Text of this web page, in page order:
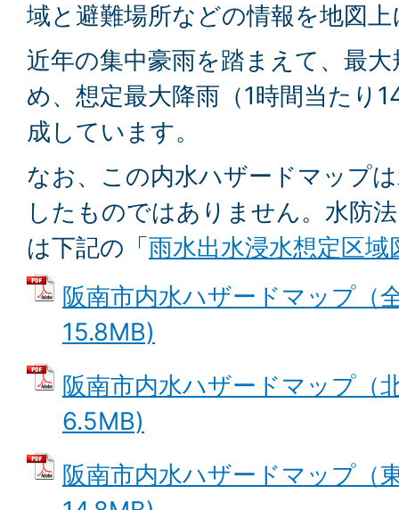
域と避難場所などの情報を地図
近年の集中豪雨を踏まえて、最
め、想定最大降雨（1時間当たり
成しています。
なお、この内水ハザードマップ
したものではありません。水防
は下記の「雨水出水浸水想定区域
阪南市内水ハザードマップ（
15.8MB)
阪南市内水ハザードマップ（
6.5MB)
阪南市内水ハザードマップ（